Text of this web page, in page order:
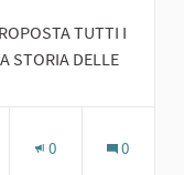
TUTTI I
STORIA DELLE
0 0